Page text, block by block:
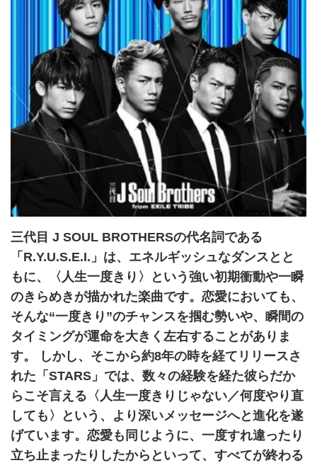
三代目 J SOUL BROTHERSの代名詞である
「R.Y.U.S.E.I.」は、エネルギッシュなダンスとと
もに、〈人生一度きり〉という強い初期衝動や一瞬
のきらめきが描かれた楽曲です。恋愛においても、
そんな“一度きり”のチャンスを掴む勢いや、瞬間の
タイミングが運命を大きく左右することがありま
す。 しかし、そこから約8年の時を経てリリースさ
れた「STARS」では、数々の経験を経た彼らだか
らこそ言える〈人生一度きりじゃない／何度やり直
しても〉という、より深いメッセージへと進化を遂
げています。恋愛も同じように、一度すれ違ったり
立ち止まったりしたからといって、すべてが終わる